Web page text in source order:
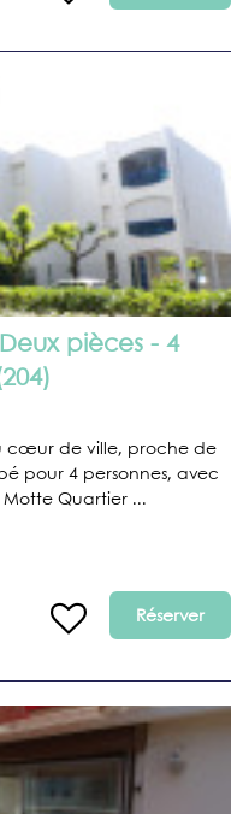
Deux pièces - 4
204)
cœur de ville, proche de
pour 4 personnes, avec
Quartier ...
Réserver